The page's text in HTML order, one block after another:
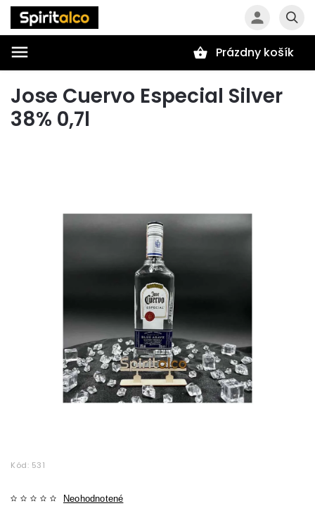
Prázdny košík
Jose Cuervo Especial Silver
38% 0,7l
Kód: 531
Neohodnotené